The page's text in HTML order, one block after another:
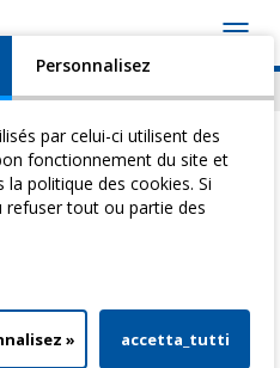
Download
>BéQuilles> BéQuilles Eco 120
Personnalisez
par celui-ci utilisent des
fonctionnement du site et
politique des cookies. Si
refuser tout ou partie des
» accetta_tutti